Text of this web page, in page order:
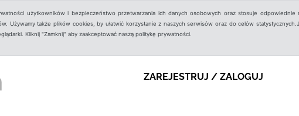
użytkowników i bezpieczeństwo przetwarzania ich danych osobowych oraz stosuje odpowiednie
Używamy także plików cookies, by ułatwić korzystanie z naszych serwisów oraz do celów
Kliknij "Zamknij" aby zaakceptować naszą politykę prywatności.
ZAREJESTRUJ / ZALOGUJ